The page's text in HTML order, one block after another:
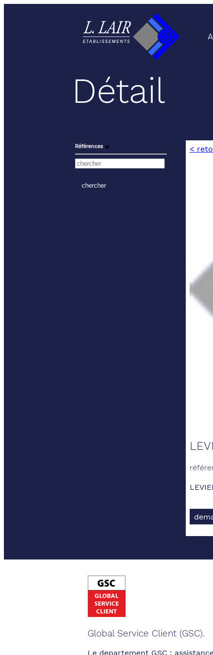
Détail
Références ⬙ <
Global Service Client (GSC).
Le departement GSC :